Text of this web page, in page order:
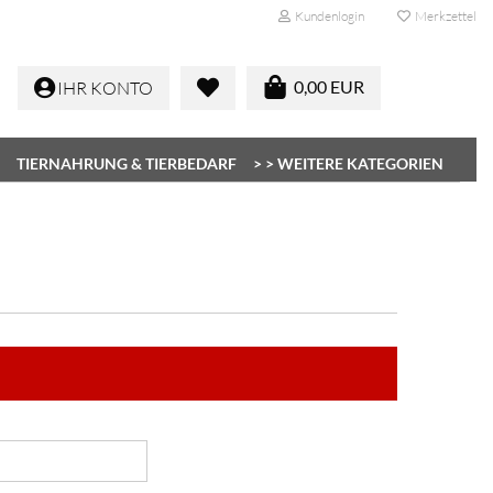
Kundenlogin Merkzettel
0,00 EUR
IHR KONTO
TIERNAHRUNG & TIERBEDARF > > WEITERE KATEGORIEN